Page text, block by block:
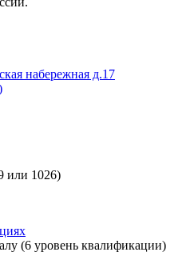
набережная д.17
или 1026)
(6 уровень квалификации)